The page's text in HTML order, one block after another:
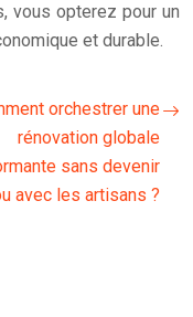
vous opterez pour un
et durable.
orchestrer une
rénovation globale
sans devenir
avec les artisans ?